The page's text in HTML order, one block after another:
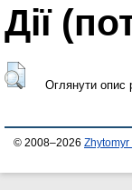
Дії
Оглянути опис
© 2008–2026 Zhytomyr